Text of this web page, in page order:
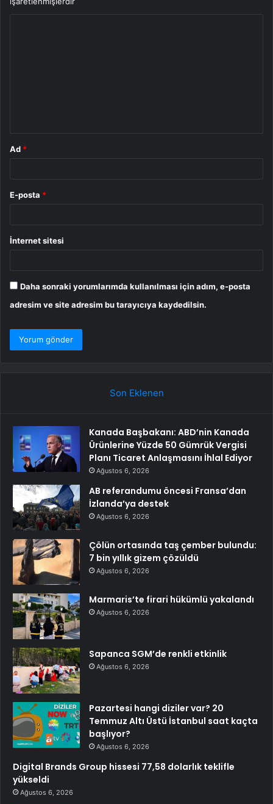
Ad *
E-posta *
İnternet sitesi
Daha sonraki yorumlarımda kullanılması için adım, e-posta
adresim ve site adresim bu tarayıcıya kaydedilsin.
Son Eklenen
Kanada Başbakanı: ABD’nin Kanada
Ürünlerine Yüzde 50 Gümrük Vergisi
Planı Ticaret Anlaşmasını İhlal Ediyor
Ağustos 6, 2026
AB referandumu öncesi Fransa’dan
İzlanda’ya destek
Ağustos 6, 2026
Çölün ortasında taş çember bulundu:
7 bin yıllık gizem çözüldü
Ağustos 6, 2026
Marmaris’te firari hükümlü yakalandı
Ağustos 6, 2026
Sapanca SGM’de renkli etkinlik
Ağustos 6, 2026
Pazartesi hangi diziler var? 20
Temmuz Altı Üstü İstanbul saat kaçta
başlıyor?
Ağustos 6, 2026
Digital Brands Group hissesi 77,58 dolarlık teklifle
yükseldi
Ağustos 6, 2026